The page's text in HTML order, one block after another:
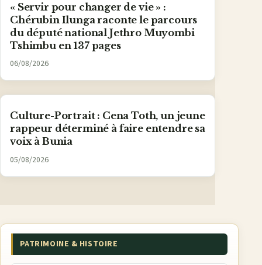
« Servir pour changer de vie » :
Chérubin Ilunga raconte le parcours
du député national Jethro Muyombi
Tshimbu en 137 pages
06/08/2026
Culture-Portrait : Cena Toth, un jeune
rappeur déterminé à faire entendre sa
voix à Bunia
05/08/2026
PATRIMOINE & HISTOIRE